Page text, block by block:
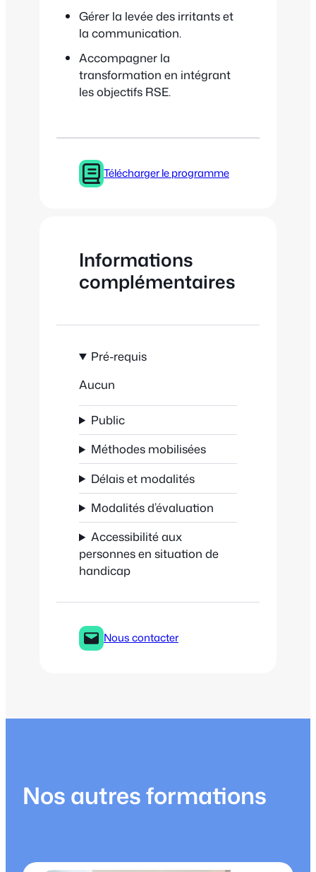
Gérer la levée des irritants et
la communication.
Accompagner la
transformation en intégrant
les objectifs RSE.
Télécharger le programme
Informations
complémentaires
Pré-requis
Aucun
Public
Méthodes mobilisées
Délais et modalités
Modalités d’évaluation
Accessibilité aux
personnes en situation de
handicap
Nous contacter
Nos autres formations